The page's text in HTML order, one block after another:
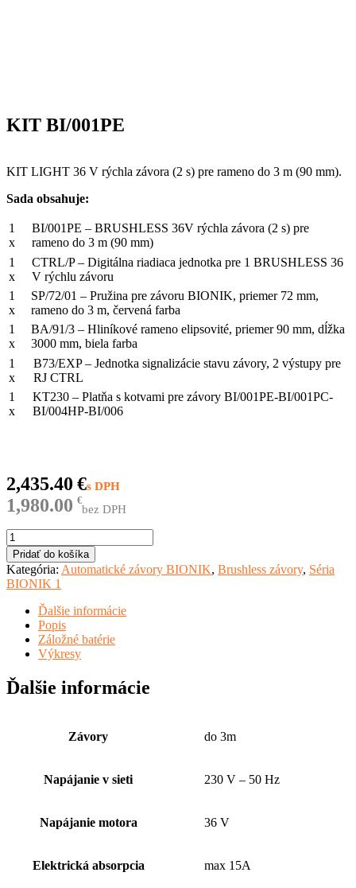
KIT BI/001PE
€
2,435.40
€
1,980.00 bez DPH
KIT LIGHT 36 V rýchla závora (2 s) pre rameno do 3 m (90 mm).
Sada obsahuje:
1
x
BI/001PE – BRUSHLESS 36V rýchla závora (2 s) pre
rameno do 3 m (90 mm)
1
x
CTRL/P – Digitálna riadiaca jednotka pre 1 BRUSHLESS 36
V rýchlu závoru
1
x
SP/72/01 – Pružina pre závoru BIONIK, priemer 72 mm,
rameno do 3 m, červená farba
1
x
BA/91/3 – Hliníkové rameno elipsovité, priemer 90 mm, dĺžka
3000 mm, biela farba
1
x
B73/EXP – Jednotka signalizácie stavu závory, 2 výstupy pre
RJ CTRL
1
x
KT230 – Platňa s kotvami pre závory BI/001PE-BI/001PC-
BI/004HP-BI/006
množstvo
KIT
BI/001PE
Pridať do košíka
Kategória: Automatické závory BIONIK, Brushless závory, Séria
BIONIK 1
Ďalšie informácie
Popis
Záložné batérie
Výkresy
Ďalšie informácie
Závory do 3m
Napájanie v sieti 230 V – 50 Hz
Napájanie motora 36 V
Elektrická absorpcia max 15A